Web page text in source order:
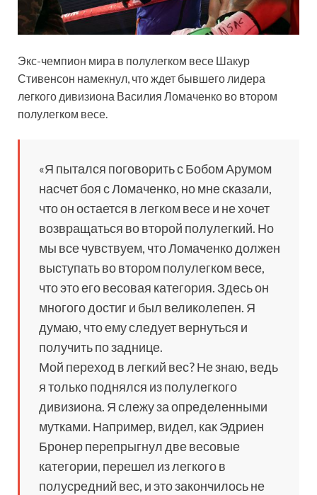
Экс-чемпион мира в полулегком весе Шакур
Стивенсон намекнул, что ждет бывшего лидера
легкого дивизиона Василия Ломаченко во втором
полулегком весе.
«Я пытался поговорить с Бобом Арумом
насчет боя с Ломаченко, но мне сказали,
что он остается в легком весе и не хочет
возвращаться во второй полулегкий. Но
мы все чувствуем, что Ломаченко должен
выступать во втором полулегком весе,
что это его весовая категория. Здесь он
многого достиг и был великолепен. Я
думаю, что ему следует вернуться и
получить по заднице.
Мой переход в легкий вес? Не знаю, ведь
я только поднялся из полулегкого
дивизиона. Я слежу за определенными
мутками. Например, видел, как Эдриен
Бронер перепрыгнул две весовые
категории, перешел из легкого в
полусредний вес, и это закончилось не